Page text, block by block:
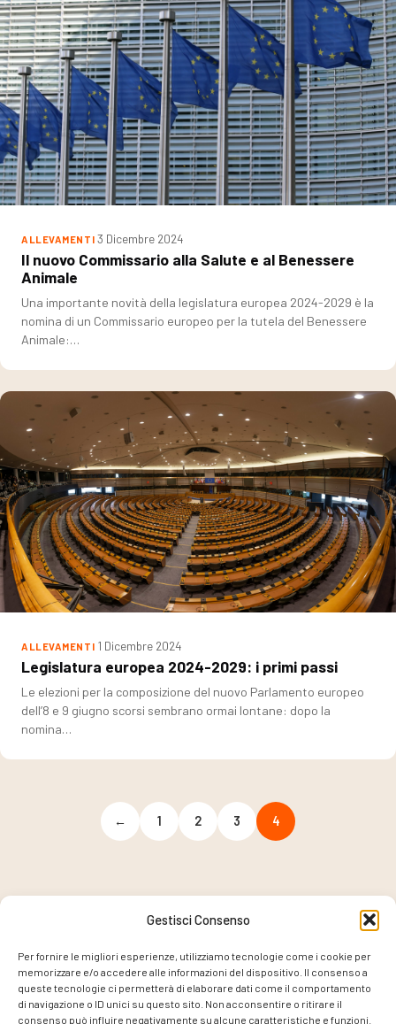
Gestisci Consenso
Per fornire le migliori esperienze, utilizziamo tecnologie come i cookie per
memorizzare e/o accedere alle informazioni del dispositivo. Il consenso a
queste tecnologie ci permetterà di elaborare dati come il comportamento
di navigazione o ID unici su questo sito. Non acconsentire o ritirare il
consenso può influire negativamente su alcune caratteristiche e funzioni.
ALLEVAMENTI 3 Dicembre 2024
Il nuovo Commissario alla Salute e al Benessere
Animale
Una importante novità della legislatura europea 2024-2029 è la
nomina di un Commissario europeo per la tutela del Benessere
Animale:…
ALLEVAMENTI 1 Dicembre 2024
Legislatura europea 2024-2029: i primi passi
Le elezioni per la composizione del nuovo Parlamento europeo
dell’8 e 9 giugno scorsi sembrano ormai lontane: dopo la
nomina…
← 1 2 3 4
PROGETTO COORDINATO DA